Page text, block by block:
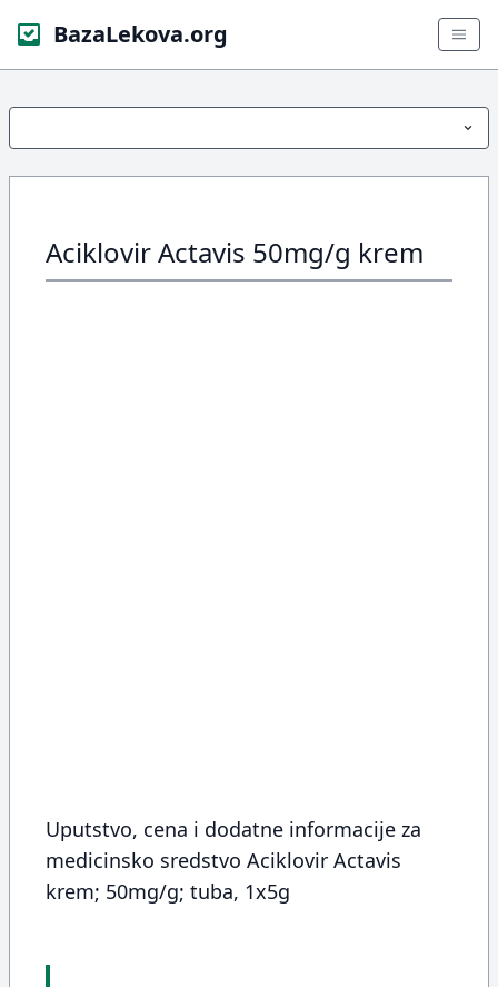
BazaLekova.org
Aciklovir Actavis 50mg/g krem
Uputstvo, cena i dodatne informacije za
medicinsko sredstvo Aciklovir Actavis
krem; 50mg/g; tuba, 1x5g